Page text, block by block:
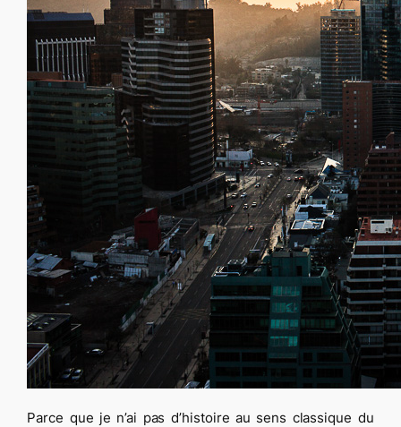
Parce que je n’ai pas d’histoire au sens classique du